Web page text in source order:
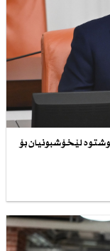
لێخۆشبونیان بۆ